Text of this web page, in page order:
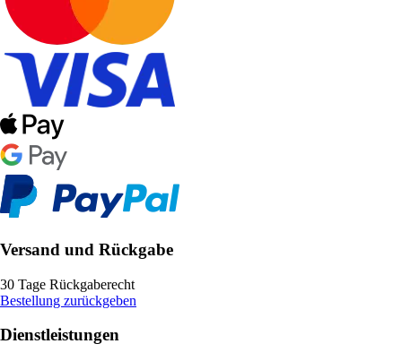
Versand und Rückgabe
30 Tage Rückgaberecht
Bestellung zurückgeben
Dienstleistungen